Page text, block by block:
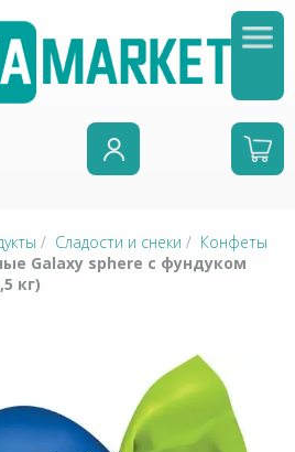
/ Сладости и снеки / Конфеты
Galaxy sphere с фундуком
кг)